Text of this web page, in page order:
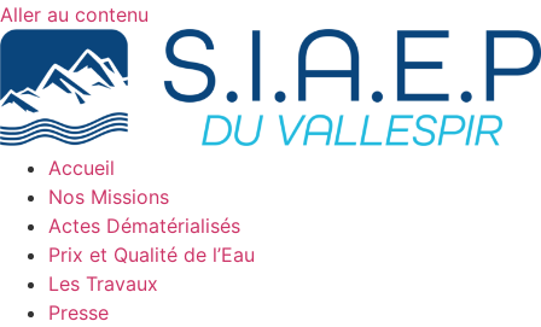
Aller au contenu
Accueil
Nos Missions
Actes Dématérialisés
Prix et Qualité de l’Eau
Les Travaux
Presse